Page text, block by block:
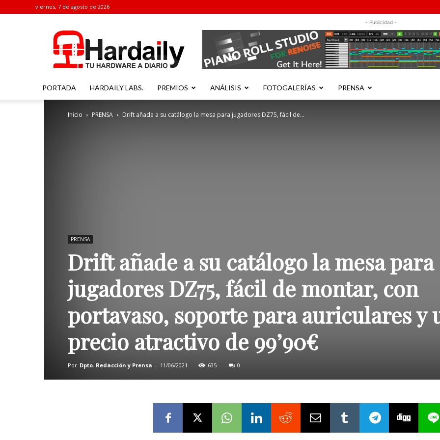
viernes, 7 de agosto de 2026
- Publicidad -
PORTADA HARDAILY LABS. PREMIOS ANÁLISIS FOTOGALERÍAS PRENSA
Inicio PRENSA Drift añade a su catálogo la mesa para jugadores DZ75, fácil de...
PRENSA
Drift añade a su catálogo la mesa para
jugadores DZ75, fácil de montar, con
portavaso, soporte para auriculares y
precio atractivo de 99’90€
Por Dpto. Redacción y Prensa - 11/06/2021 635 0